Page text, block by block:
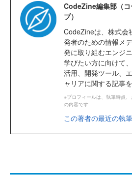
CodeZine編集部（
ブ）
CodeZineは、株式会
発者のための情報メ
発に取り組むエンジ
学びたい方に向けて
活用、開発ツール、
ャリアに関する記事
※プロフィールは、執筆時点
の内容です
この著者の最近の執